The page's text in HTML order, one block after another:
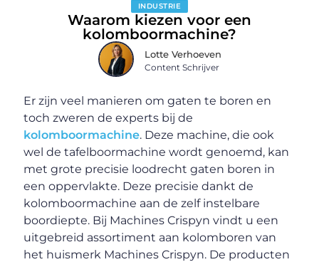
INDUSTRIE
Waarom kiezen voor een
kolomboormachine?
Lotte Verhoeven
Content Schrijver
Er zijn veel manieren om gaten te boren en
toch zweren de experts bij de
kolomboormachine. Deze machine, die ook
wel de tafelboormachine wordt genoemd, kan
met grote precisie loodrecht gaten boren in
een oppervlakte. Deze precisie dankt de
kolomboormachine aan de zelf instelbare
boordiepte. Bij Machines Crispyn vindt u een
uitgebreid assortiment aan kolomboren van
het huismerk Machines Crispyn. De producten